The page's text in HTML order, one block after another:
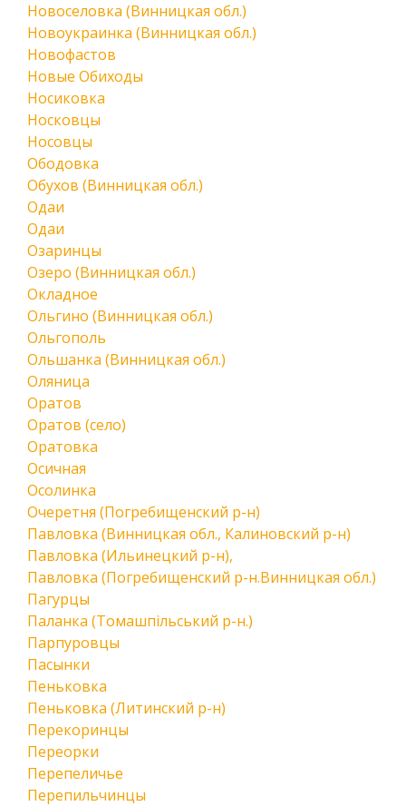
Новоселовка (Винницкая обл.)
Новоукраинка (Винницкая обл.)
Новофастов
Новые Обиходы
Носиковка
Носковцы
Носовцы
Ободовка
Обухов (Винницкая обл.)
Одаи
Одаи
Озаринцы
Озеро (Винницкая обл.)
Окладное
Ольгино (Винницкая обл.)
Ольгополь
Ольшанка (Винницкая обл.)
Оляница
Оратов
Оратов (село)
Оратовка
Осичная
Осолинка
Очеретня (Погребищенский р-н)
Павловка (Винницкая обл., Калиновский р-н)
Павловка (Ильинецкий р-н),
Павловка (Погребищенский р-н.Винницкая обл.)
Пагурцы
Паланка (Томашпільський р-н.)
Парпуровцы
Пасынки
Пеньковка
Пеньковка (Литинский р-н)
Перекоринцы
Переорки
Перепеличье
Перепильчинцы